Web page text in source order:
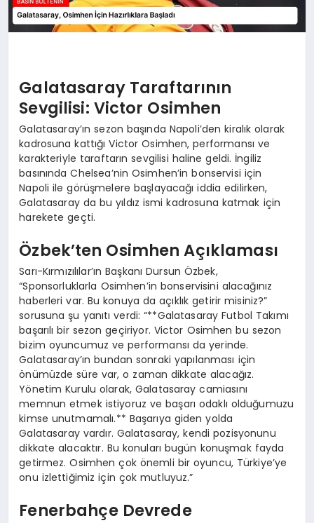
Galatasaray Taraftarının
Sevgilisi: Victor Osimhen
Galatasaray’ın sezon başında Napoli’den kiralık olarak
kadrosuna kattığı Victor Osimhen, performansı ve
karakteriyle taraftarın sevgilisi haline geldi. İngiliz
basınında Chelsea’nin Osimhen’in bonservisi için
Napoli ile görüşmelere başlayacağı iddia edilirken,
Galatasaray da bu yıldız ismi kadrosuna katmak için
harekete geçti.
Özbek’ten Osimhen Açıklaması
Sarı-Kırmızılılar’ın Başkanı Dursun Özbek,
“Sponsorluklarla Osimhen’in bonservisini alacağınız
haberleri var. Bu konuya da açıklık getirir misiniz?”
sorusuna şu yanıtı verdi: “**Galatasaray Futbol Takımı
başarılı bir sezon geçiriyor. Victor Osimhen bu sezon
bizim oyuncumuz ve performansı da yerinde.
Galatasaray’ın bundan sonraki yapılanması için
önümüzde süre var, o zaman dikkate alacağız.
Yönetim Kurulu olarak, Galatasaray camiasını
memnun etmek istiyoruz ve başarı odaklı olduğumuzu
kimse unutmamalı.** Başarıya giden yolda
Galatasaray vardır. Galatasaray, kendi pozisyonunu
dikkate alacaktır. Bu konuları bugün konuşmak fayda
getirmez. Osimhen çok önemli bir oyuncu, Türkiye’ye
onu izlettiğimiz için çok mutluyuz.”
Fenerbahçe Devrede